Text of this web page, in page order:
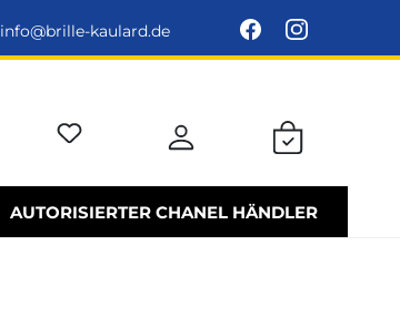
info@brille-kaulard.de
AUTORISIERTER CHANEL HÄNDLER